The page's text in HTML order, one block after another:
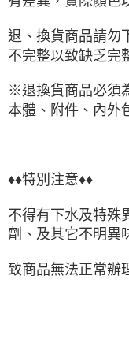
退、換貨商品請勿
不完整以致缺乏完
※退換貨商品必須
本體、附件、內外
♦♦特別注意♦♦
不得有下水及特殊
劑、及其它不明異
致商品無法正常辦